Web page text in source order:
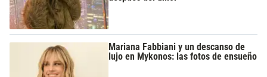
Mariana Fabbiani y un descanso de
lujo en Mykonos: las fotos de ensueño